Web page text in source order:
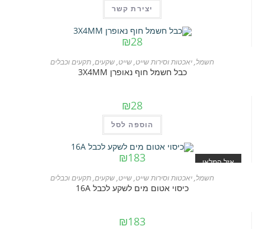
יצירת קשר
₪28
חשמל,יאכטות וסירות שייט,שייט,שקעים,תקעים וכבלים
כבל חשמל חוף נאופרן 3X4MM
₪28
הוספה לסל
אזל המלאי ₪183
חשמל,יאכטות וסירות שייט,שייט,שקעים,תקעים וכבלים
כיסוי אטום מים לשקע לכבל 16A
₪183